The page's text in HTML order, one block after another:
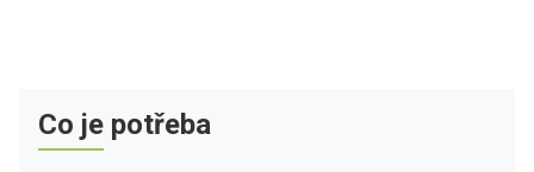
Co je potřeba